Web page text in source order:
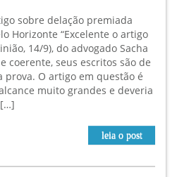
sobre delação premiada
Horizonte “Excelente o artigo
14/9), do advogado Sacha
coerente, seus escritos são de
O artigo em questão é
muito grandes e deveria
leia o post